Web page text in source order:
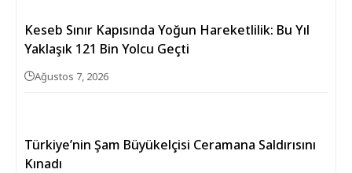
Keseb Sınır Kapısında Yoğun Hareketlilik: Bu Yıl
Yaklaşık 121 Bin Yolcu Geçti
Ağustos 7, 2026
Türkiye’nin Şam Büyükelçisi Ceramana Saldırısını
Kınadı